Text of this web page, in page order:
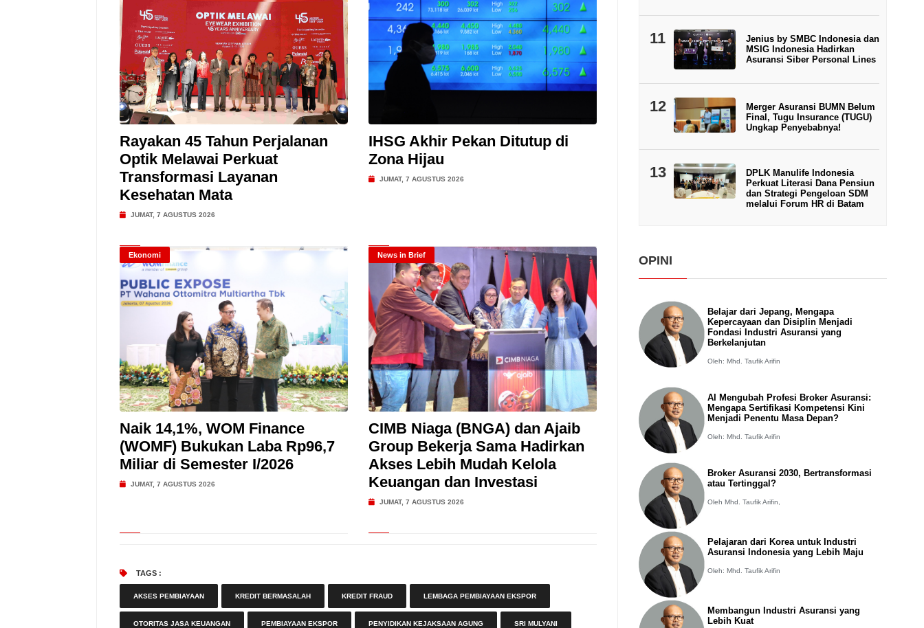
Rayakan 45 Tahun Perjalanan
Optik Melawai Perkuat
Transformasi Layanan
Kesehatan Mata
JUMAT, 7 AGUSTUS 2026
IHSG Akhir Pekan Ditutup di
Zona Hijau
JUMAT, 7 AGUSTUS 2026
Ekonomi
Naik 14,1%, WOM Finance
(WOMF) Bukukan Laba Rp96,7
Miliar di Semester I/2026
JUMAT, 7 AGUSTUS 2026
News in Brief
CIMB Niaga (BNGA) dan Ajaib
Group Bekerja Sama Hadirkan
Akses Lebih Mudah Kelola
Keuangan dan Investasi
JUMAT, 7 AGUSTUS 2026
TAGS :
AKSES PEMBIAYAAN KREDIT BERMASALAH KREDIT FRAUD LEMBAGA PEMBIAYAAN EKSPOR
OTORITAS JASA KEUANGAN PEMBIAYAAN EKSPOR PENYIDIKAN KEJAKSAAN AGUNG SRI MULYANI
11
Jenius by SMBC Indonesia dan
MSIG Indonesia Hadirkan
Asuransi Siber Personal Lines
12
Merger Asuransi BUMN Belum
Final, Tugu Insurance (TUGU)
Ungkap Penyebabnya!
13
DPLK Manulife Indonesia
Perkuat Literasi Dana Pensiun
dan Strategi Pengeloan SDM
melalui Forum HR di Batam
OPINI
Belajar dari Jepang, Mengapa
Kepercayaan dan Disiplin Menjadi
Fondasi Industri Asuransi yang
Berkelanjutan
Oleh: Mhd. Taufik Arifin
AI Mengubah Profesi Broker Asuransi:
Mengapa Sertifikasi Kompetensi Kini
Menjadi Penentu Masa Depan?
Oleh: Mhd. Taufik Arifin
Broker Asuransi 2030, Bertransformasi
atau Tertinggal?
Oleh Mhd. Taufik Arifin,
Pelajaran dari Korea untuk Industri
Asuransi Indonesia yang Lebih Maju
Oleh: Mhd. Taufik Arifin
Membangun Industri Asuransi yang
Lebih Kuat